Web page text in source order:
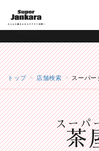
トップ 店舗検索 スーパー
スーパ
茶